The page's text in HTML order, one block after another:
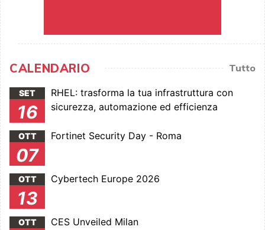
CALENDARIO Tutto
SET
16
RHEL: trasforma la tua infrastruttura con
sicurezza, automazione ed efficienza
OTT
07
Fortinet Security Day - Roma
OTT
13
Cybertech Europe 2026
OTT CES Unveiled Milan